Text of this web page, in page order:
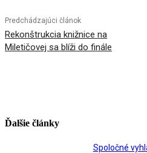
Predchádzajúci článok
Rekonštrukcia knižnice na
Miletičovej sa blíži do finále
Ďalšie články
Spoločné